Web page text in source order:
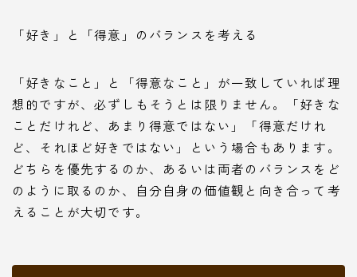
「好き」と「得意」のバランスを考える
「好きなこと」と「得意なこと」が一致していれば理
想的ですが、必ずしもそうとは限りません。「好きな
ことだけれど、あまり得意ではない」「得意だけれ
ど、それほど好きではない」という場合もあります。
どちらを優先するのか、あるいは両者のバランスをど
のように取るのか、自分自身の価値観と向き合って考
えることが大切です。